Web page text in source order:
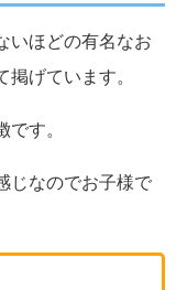
いほどの有名なお
げています。
す。
じなのでお子様で